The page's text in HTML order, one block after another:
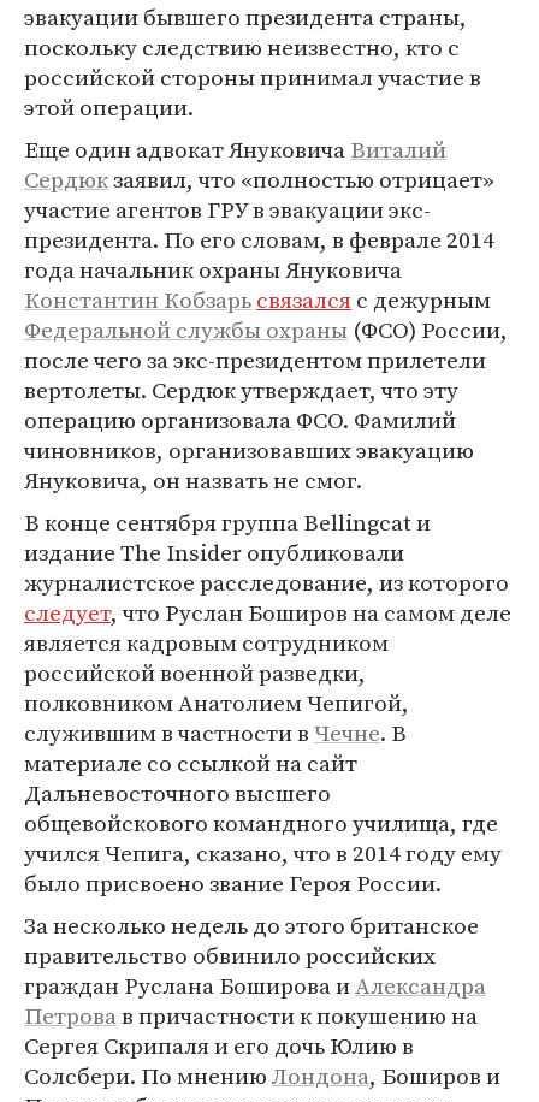
эвакуации бывшего президента страны,
поскольку следствию неизвестно, кто с
российской стороны принимал участие в
этой операции.
Еще один адвокат ЯнуковичаВиталий
Сердюкзаявил, что «полностью отрицает»
участие агентов ГРУ в эвакуации экс-
президента. По его словам, в феврале 2014
года начальник охраны Януковича
Константин Кобзарьсвязалсяс дежурным
Федеральной службы охраны (ФСО) России,
после чего за экс-президентом прилетели
вертолеты. Сердюк утверждает, что эту
операцию организовала ФСО. Фамилий
чиновников, организовавших эвакуацию
Януковича, он назвать не смог.
В конце сентября группа Bellingcat и
издание The Insider опубликовали
журналистское расследование, из которого
следует, что Руслан Боширов на самом деле
является кадровым сотрудником
российской военной разведки,
полковником Анатолием Чепигой,
служившим в частности вЧечне. В
материале со ссылкой на сайт
Дальневосточного высшего
общевойскового командного училища, где
учился Чепига, сказано, что в 2014 году ему
было присвоено звание Героя России.
За несколько недель до этого британское
правительство обвинило российских
граждан Руслана Боширова иАлександра
Петровав причастности к покушению на
Сергея Скрипаля и его дочь Юлию в
Солсбери. По мнениюЛондона, Боширов и